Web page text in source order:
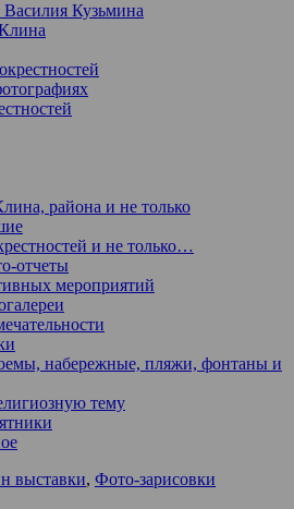
Кузьмина
района и не только
и не только…
отчеты
мероприятий
набережные, пляжи, фонтаны и
тему
выставки, Фото-зарисовки